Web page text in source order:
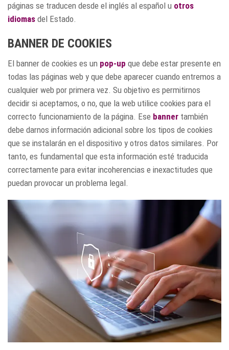
páginas se traducen desde el inglés al español u otros
idiomas del Estado.
BANNER DE COOKIES
El banner de cookies es un pop-up que debe estar presente en
todas las páginas web y que debe aparecer cuando entremos a
cualquier web por primera vez. Su objetivo es permitirnos
decidir si aceptamos, o no, que la web utilice cookies para el
correcto funcionamiento de la página. Ese banner también
debe darnos información adicional sobre los tipos de cookies
que se instalarán en el dispositivo y otros datos similares. Por
tanto, es fundamental que esta información esté traducida
correctamente para evitar incoherencias e inexactitudes que
puedan provocar un problema legal.